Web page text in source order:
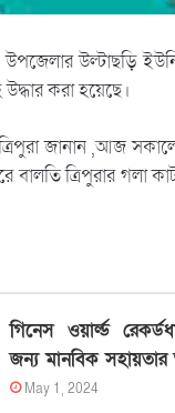
উল্টাছড়ি
করা হয়েছে।
ত্রিপুরা জানান ,আজ
বালতি ত্রিপুরার গলা
গিনেস ওয়ার্ল্ড
জন্য মানবিক
May 1, 2024